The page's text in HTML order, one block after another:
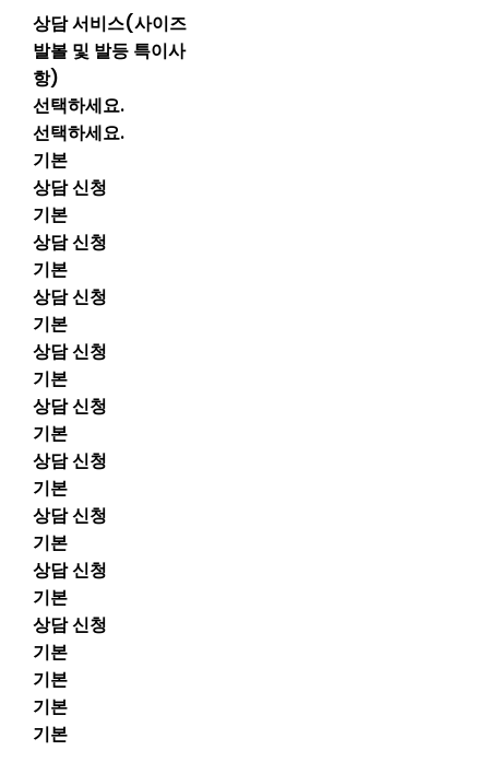
상담 서비스(사이즈
발볼 및 발등 특이사
항)
선택하세요.
선택하세요.
기본
상담 신청
기본
상담 신청
기본
상담 신청
기본
상담 신청
기본
상담 신청
기본
상담 신청
기본
상담 신청
기본
상담 신청
기본
상담 신청
기본
기본
기본
기본